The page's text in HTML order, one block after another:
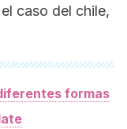
caso del chile,
formas